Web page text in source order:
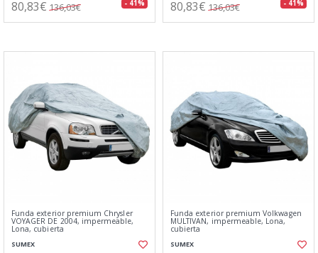
80,83€ 136,03€ - 41% 80,83€ 136,03€ - 41%
Funda exterior premium Chrysler
VOYAGER DE 2004, impermeable,
Lona, cubierta
SUMEX
Funda exterior premium Volkwagen
MULTIVAN, impermeable, Lona,
cubierta
SUMEX